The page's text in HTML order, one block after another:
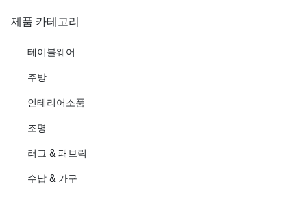
제품 카테고리
테이블웨어
주방
인테리어소품
조명
러그 & 패브릭
수납 & 가구